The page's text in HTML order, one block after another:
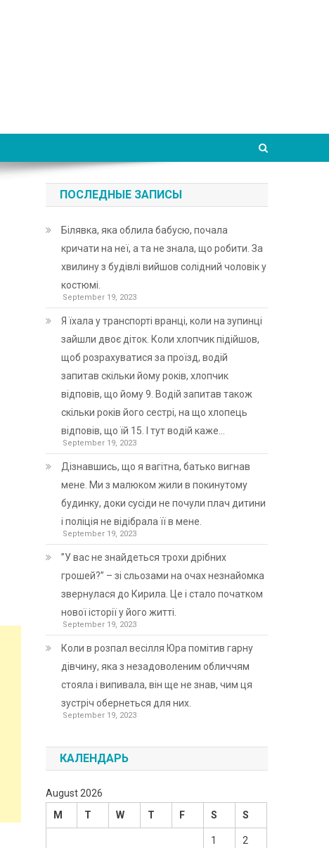
ПОСЛЕДНЫЕ ЗАПИСЫ
Білявка, яка облила бабусю, почала
кричати на неї, а та не знала, що робити. За
хвилину з будівлі вийшов солідний чоловік у
костюмі.
September 19, 2023
Я їхала у транспорті вранці, коли на зупинці
зайшли двоє діток. Коли хлопчик підійшов,
щоб розрахуватися за проїзд, водій
запитав скільки йому років, хлопчик
відповів, що йому 9. Водій запитав також
скільки років його сестрі, на що хлопець
відповів, що їй 15. І тут водій каже…
September 19, 2023
Дізнавшись, що я вагітна, батько вигнав
мене. Ми з малюком жили в покинутому
будинку, доки сусіди не почули плач дитини
і поліція не відібрала її в мене.
September 19, 2023
”У вас не знайдеться трохи дрібних
грошей?” – зі сльозами на очах незнайомка
звернулася до Кирила. Це і стало початком
нової історії у його житті.
September 19, 2023
Коли в розпал весілля Юра помітив гарну
дівчину, яка з незадоволеним обличчям
стояла і випивала, він ще не знав, чим ця
зустріч обернеться для них.
September 19, 2023
КАЛЕНДАРЬ
August 2026
M
T W T F S S
1 2